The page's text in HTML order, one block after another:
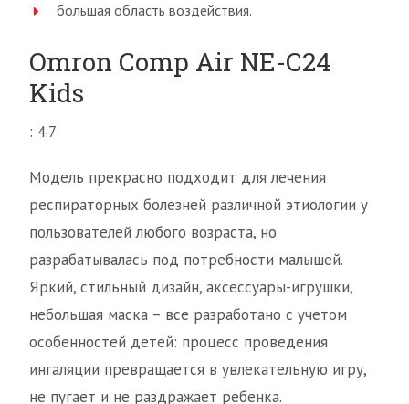
большая область воздействия.
Omron Comp Air NE-C24
Kids
: 4.7
Модель прекрасно подходит для лечения
респираторных болезней различной этиологии у
пользователей любого возраста, но
разрабатывалась под потребности малышей.
Яркий, стильный дизайн, аксессуары-игрушки,
небольшая маска – все разработано с учетом
особенностей детей: процесс проведения
ингаляции превращается в увлекательную игру,
не пугает и не раздражает ребенка.